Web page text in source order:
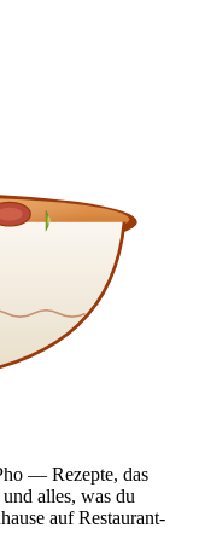
— Rezepte, das
alles, was du
auf Restaurant-